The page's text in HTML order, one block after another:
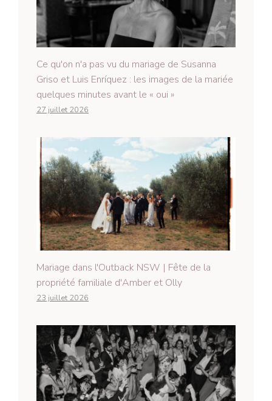
Ce qu'on n'a pas vu du mariage de Susanna
Griso et Luis Enríquez : les images de la mariée
quelques minutes avant le « oui »
27 juillet 2026
Mariage dans l'Outback NSW | Fête de la
propriété familiale d'Amber et Olly
23 juillet 2026